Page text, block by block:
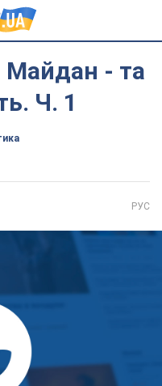
Майдан - та
Ч. 1
РУС